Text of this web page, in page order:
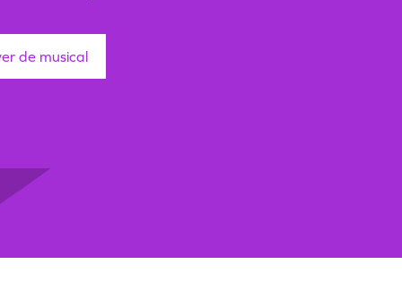
de musical